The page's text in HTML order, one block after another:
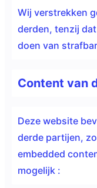
Wij verstrekken
derden, tenzij
doen van
Content van
Deze website
derde partijen,
embedded
mogelijk :